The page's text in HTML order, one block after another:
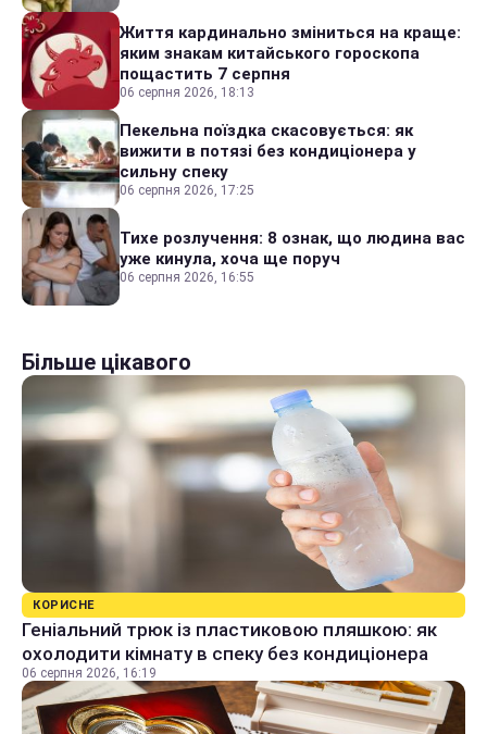
Життя кардинально зміниться на краще:
яким знакам китайського гороскопа
пощастить 7 серпня
06 серпня 2026, 18:13
Пекельна поїздка скасовується: як
вижити в потязі без кондиціонера у
сильну спеку
06 серпня 2026, 17:25
Тихе розлучення: 8 ознак, що людина вас
уже кинула, хоча ще поруч
06 серпня 2026, 16:55
Більше цікавого
КОРИСНЕ
Геніальний трюк із пластиковою пляшкою: як
охолодити кімнату в спеку без кондиціонера
06 серпня 2026, 16:19